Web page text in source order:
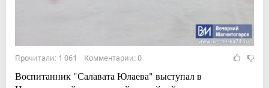
Прочитали: 1 061 Комментарии: 0
Воспитанник "Салавата Юлаева" выступал в